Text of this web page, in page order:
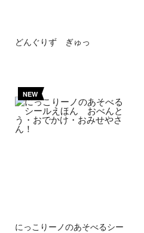
どんぐりず ぎゅっ
NEW
にっこりーノのあそべるシー